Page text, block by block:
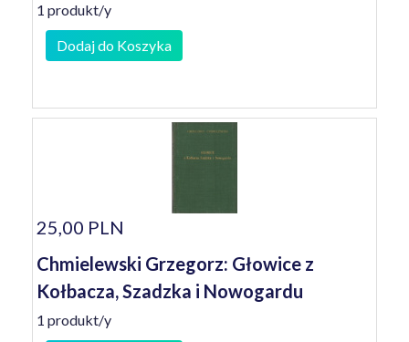
1 produkt/y
Dodaj do Koszyka
25,00 PLN
Chmielewski Grzegorz: Głowice z
Kołbacza, Szadzka i Nowogardu
1 produkt/y